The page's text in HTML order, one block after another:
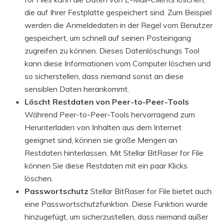
die auf Ihrer Festplatte gespeichert sind. Zum Beispiel
werden die Anmeldedaten in der Regel vom Benutzer
gespeichert, um schnell auf seinen Posteingang
zugreifen zu können. Dieses Datenlöschungs Tool
kann diese Informationen vom Computer löschen und
so sicherstellen, dass niemand sonst an diese
sensiblen Daten herankommt.
Löscht Restdaten von Peer-to-Peer-Tools
Während Peer-to-Peer-Tools hervorragend zum
Herunterladen von Inhalten aus dem Internet
geeignet sind, können sie große Mengen an
Restdaten hinterlassen. Mit Stellar BitRaser for File
können Sie diese Restdaten mit ein paar Klicks
löschen.
Passwortschutz Stellar BitRaser for File bietet auch
eine Passwortschutzfunktion. Diese Funktion wurde
hinzugefügt, um sicherzustellen, dass niemand außer